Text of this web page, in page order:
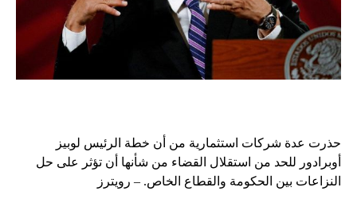
حذرت عدة شركات استثمارية من أن خطة الرئيس لوبيز
أوبرادور للحد من استقلال القضاء من شأنها أن تؤثر على حل
النزاعات بين الحكومة والقطاع الخاص. – رويترز